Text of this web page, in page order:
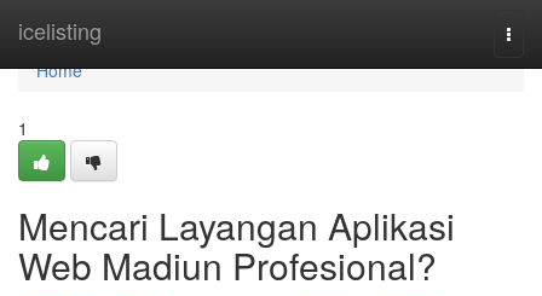
icelisting
Home
Home
1
Mencari Layangan Aplikasi
Web Madiun Profesional?